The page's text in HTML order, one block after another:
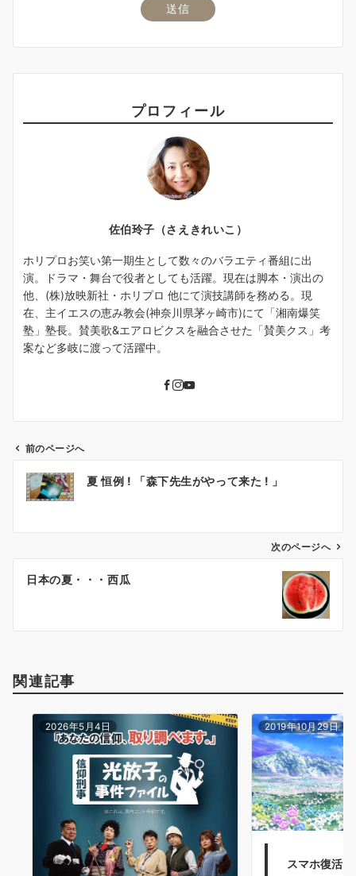
プロフィール
佐伯玲子（さえきれいこ）
ホリプロお笑い第一期生として数々のバラエティ番組に出
演。ドラマ・舞台で役者としても活躍。現在は脚本・演出の
他、(株)放映新社・ホリプロ 他にて演技講師を務める。現
在、主イエスの恵み教会(神奈川県茅ヶ崎市)にて「湘南爆笑
塾」塾長。賛美歌&エアロビクスを融合させた「賛美クス」考
案など多岐に渡って活躍中。
ビ
ン
前のページへ
夏 恒例 ! 「森下先生がやって来た ! 」
次のページへ
日本の夏・・・西瓜
関連記事
2026年5月4日 2019年10月29日
スマホ復活! !